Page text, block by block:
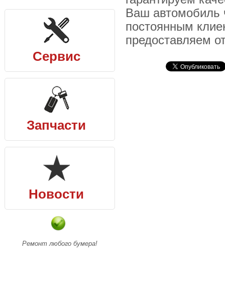
Сервис
Запчасти
Новости
Ремонт любого бумера!
Ваш
постоянным
предоставляем